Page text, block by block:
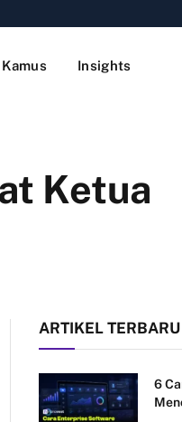
Kamus Insights
Ketua
ARTIKEL TERBARU
6